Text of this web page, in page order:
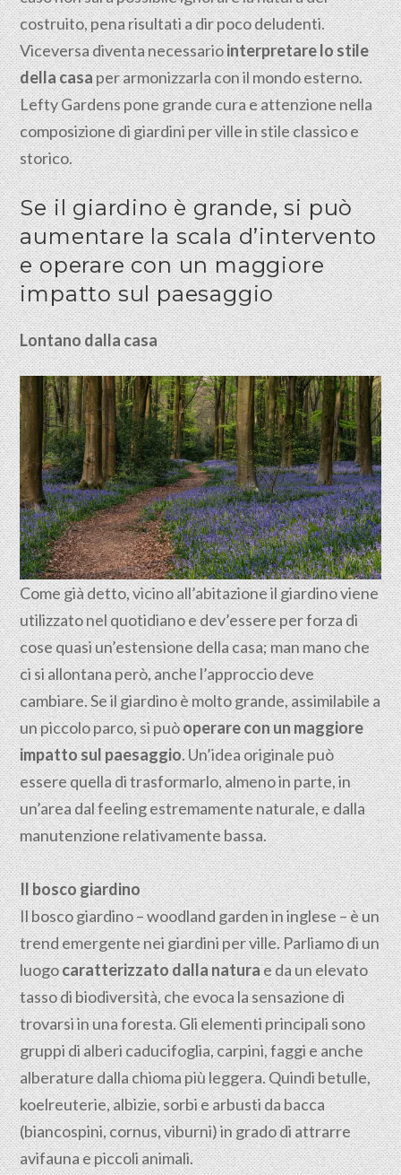
costruito, pena risultati a dir poco deludenti.
Viceversa diventa necessariointerpretare lo stile
della casaper armonizzarla con il mondo esterno.
Lefty Gardens pone grande cura e attenzione nella
composizione di giardini per ville in stile classico e
storico.
Se il giardino è grande, si può
aumentare la scala d’intervento
e operare con un maggiore
impatto sul paesaggio
Lontano dalla casa
Come già detto, vicino all’abitazione il giardino viene
utilizzato nel quotidiano e dev’essere per forza di
cose quasi un’estensione della casa; man mano che
ci si allontana però, anche l’approccio deve
cambiare. Se il giardino è molto grande, assimilabile a
un piccolo parco, si puòoperare con un maggiore
impatto sul paesaggio. Un’idea originale può
essere quella di trasformarlo, almeno in parte, in
un’area dal feeling estremamente naturale, e dalla
manutenzione relativamente bassa.
Il bosco giardino
Il bosco giardino – woodland garden in inglese – è un
trend emergente nei giardini per ville. Parliamo di un
luogocaratterizzato dalla naturae da un elevato
tasso di biodiversità, che evoca la sensazione di
trovarsi in una foresta.Gli elementi principali sono
gruppi di alberi caducifoglia, carpini, faggi e anche
alberature dalla chioma più leggera. Quindi betulle,
koelreuterie, albizie, sorbi e arbusti da bacca
(biancospini, cornus, viburni) in grado di attrarre
avifauna e piccoli animali.